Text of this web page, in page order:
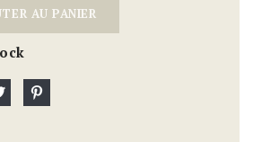
AU PANIER